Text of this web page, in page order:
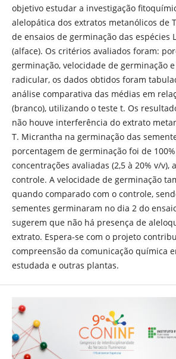
objetivo estudar a investigação
alelopática dos extratos metanólicos de
de ensaios de germinação das espécies
(alface). Os critérios avaliados foram:
germinação, velocidade de germinação
radicular, os dados obtidos foram
análise comparativa das médias em
(branco), utilizando o teste t. Os
não houve interferência do extrato
T. Micrantha na germinação das
porcentagem de germinação foi de
concentrações avaliadas (2,5 à 20% v/v),
controle. A velocidade de germinação
quando comparado com o controle,
sementes germinaram no dia 2 do
sugerem que não há presença de
extrato. Espera-se com o projeto
compreensão da comunicação química
estudada e outras plantas.